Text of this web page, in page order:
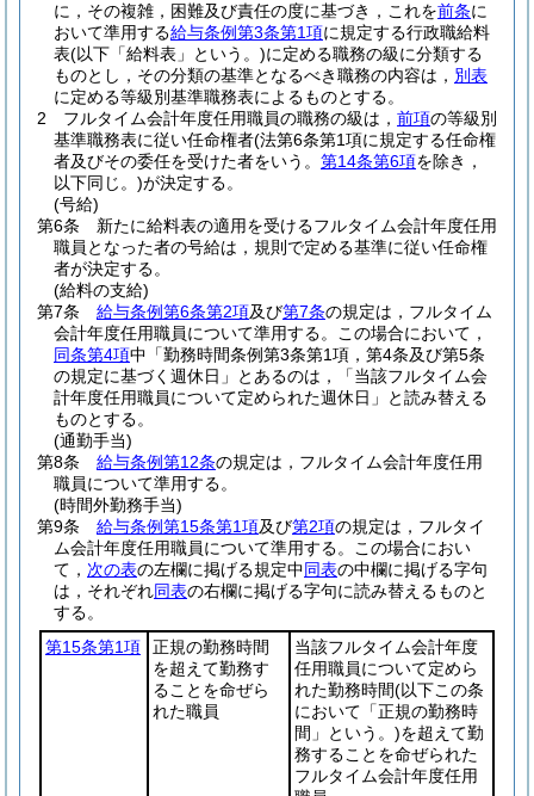
に，その複雑，困難及び責任の度に基づき，これを前条に
おいて準用する給与条例第3条第1項に規定する行政職給料
表(以下「給料表」という。)に定める職務の級に分類する
ものとし，その分類の基準となるべき職務の内容は， 別表
に定める等級別基準職務表によるものとする。
2
フルタイム会計年度任用職員の職務の級は， 前項の等級別
基準職務表に従い任命権者(法第6条第1項に規定する任命権
者及びその委任を受けた者をいう。 第14条第6項を除き，
以下同じ。)が決定する。
(号給)
第6条
新たに給料表の適用を受けるフルタイム会計年度任用
職員となった者の号給は，規則で定める基準に従い任命権
者が決定する。
(給料の支給)
第7条
給与条例第6条第2項及び第7条の規定は，フルタイム
会計年度任用職員について準用する。
この場合において，
同条第4項中「勤務時間条例第3条第1項，第4条及び第5条
の規定に基づく週休日」とあるのは，「当該フルタイム会
計年度任用職員について定められた週休日」と読み替える
ものとする。
(通勤手当)
第8条
給与条例第12条の規定は，フルタイム会計年度任用
職員について準用する。
(時間外勤務手当)
第9条
給与条例第15条第1項及び第2項の規定は，フルタイ
ム会計年度任用職員について準用する。
この場合におい
て， 次の表の左欄に掲げる規定中同表の中欄に掲げる字句
は，それぞれ同表の右欄に掲げる字句に読み替えるものと
する。
第15条第1項
正規の勤務時間
を超えて勤務す
ることを命ぜら
れた職員
当該フルタイム会計年度
任用職員について定めら
れた勤務時間(以下この条
において「正規の勤務時
間」という。)を超えて勤
務することを命ぜられた
フルタイム会計年度任用